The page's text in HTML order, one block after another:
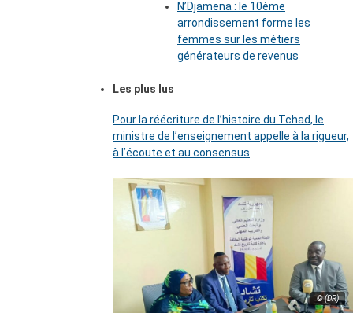
N’Djamena : le 10ème
arrondissement forme les
femmes sur les métiers
générateurs de revenus
Les plus lus
Pour la réécriture de l’histoire du Tchad, le
ministre de l’enseignement appelle à la rigueur,
à l’écoute et au consensus
© (DR)